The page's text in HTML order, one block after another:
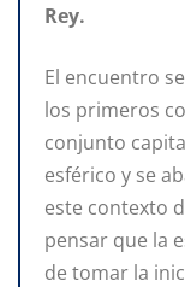
Rey.
El encuentro
los primeros
conjunto
esférico y se
este contexto
pensar que la
de tomar la